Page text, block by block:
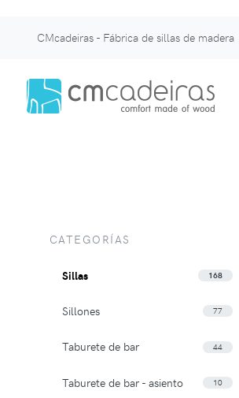
CMcadeiras - Fábrica de sillas de madera
CATEGORÍAS
Sillas 168
Sillones 77
Taburete de bar 44
Taburete de bar - asiento 10